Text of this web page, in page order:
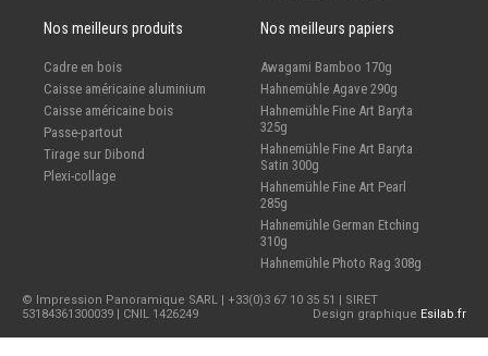
Nos meilleurs produits
Cadre en bois
Caisse américaine aluminium
Caisse américaine bois
Passe-partout
Tirage sur Dibond
Plexi-collage
Nos meilleurs papiers
Awagami Bamboo 170g
Hahnemühle Agave 290g
Hahnemühle Fine Art Baryta
325g
Hahnemühle Fine Art Baryta
Satin 300g
Hahnemühle Fine Art Pearl
285g
Hahnemühle German Etching
310g
Hahnemühle Photo Rag 308g
© Impression Panoramique SARL | +33(0)3 67 10 35 51 | SIRET
53184361300039 | CNIL 1426249
Design graphique Esilab.fr